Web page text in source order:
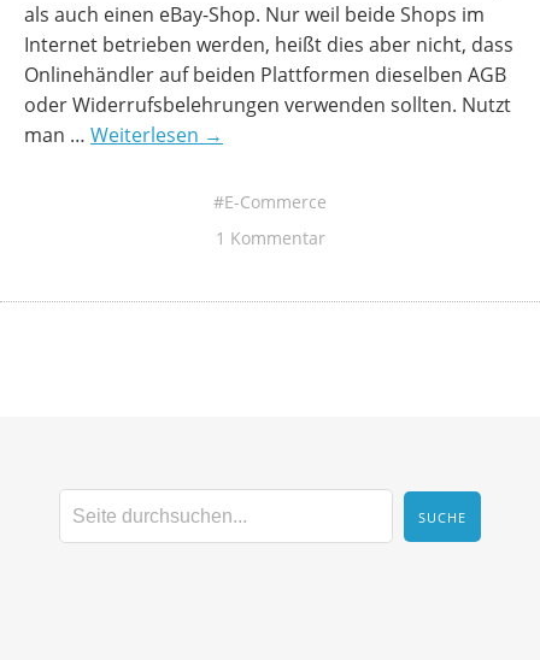
als auch einen eBay-Shop. Nur weil beide Shops im
Internet betrieben werden, heißt dies aber nicht, dass
Onlinehändler auf beiden Plattformen dieselben AGB
oder Widerrufsbelehrungen verwenden sollten. Nutzt
man … Weiterlesen →
E-Commerce
1 Kommentar